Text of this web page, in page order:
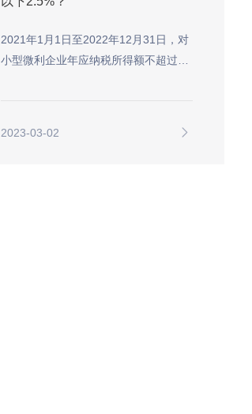
2021年1月1日至2022年12月31日，对
小型微利企业年应纳税所得额不超过
2023-03-02